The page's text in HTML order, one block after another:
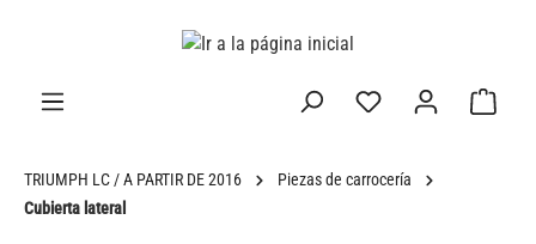
TRIUMPH LC / A PARTIR DE 2016
Piezas de carrocería
Cubierta lateral